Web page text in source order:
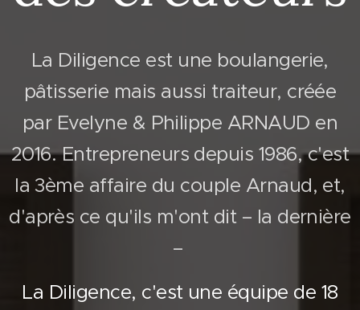
La Diligence est une boulangerie,
pâtisserie mais aussi traiteur, créée
par Evelyne & Philippe ARNAUD en
2016. Entrepreneurs depuis 1986, c'est
la 3ème affaire du couple Arnaud, et,
d'après ce qu'ils m'ont dit – la dernière
–
La Diligence, c'est une équipe de 18